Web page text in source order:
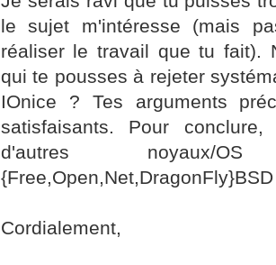
le sujet m'intéresse (mais
réaliser le travail que tu fait).
qui te pousses à rejeter
IOnice ? Tes arguments
satisfaisants. Pour
d'autres
Cordialement,